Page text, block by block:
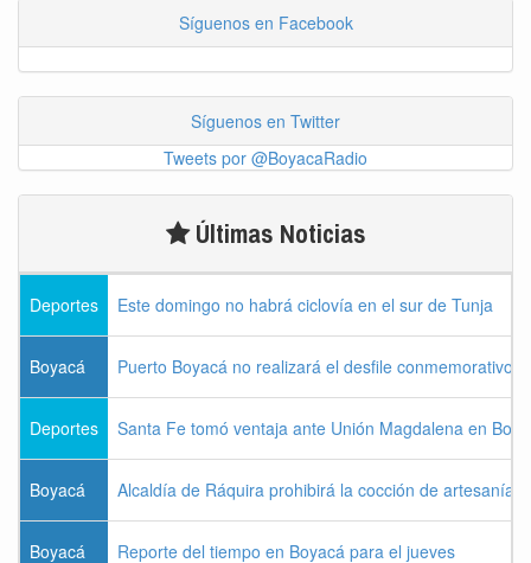
Síguenos en Facebook
Síguenos en Twitter
Tweets por @BoyacaRadio
Últimas Noticias
Deportes Este domingo no habrá ciclovía en el sur de Tunja
Boyacá Puerto Boyacá no realizará el desfile conmemorativo
Deportes Santa Fe tomó ventaja ante Unión Magdalena en
Boyacá Alcaldía de Ráquira prohibirá la cocción de
Boyacá Reporte del tiempo en Boyacá para el jueves